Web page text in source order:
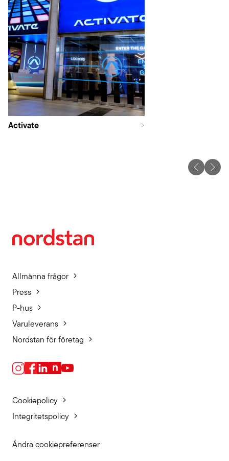
Activate
Allmänna frågor
Press
P-hus
Varuleverans
Nordstan för företag
Cookiepolicy
Integritetspolicy
Ändra cookiepreferenser